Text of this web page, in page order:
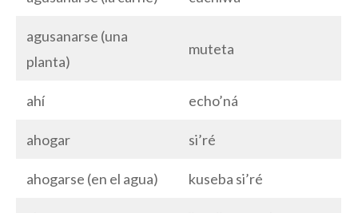
agusanarse (una
planta)
muteta
ahí echo’ná
ahogar si’ré
ahogarse (en el agua) kuseba si’ré